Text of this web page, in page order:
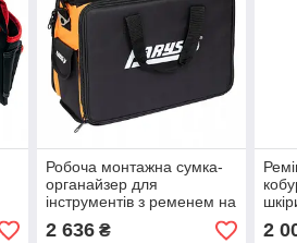
Робоча монтажна сумка-
органайзер для
інструментів з ременем на
плече Farys Fr4144
2 636₴ 2